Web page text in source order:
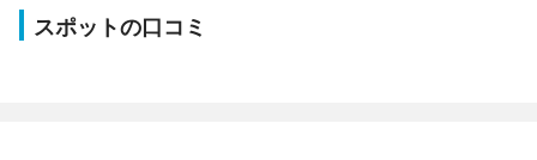
スポットの口コミ